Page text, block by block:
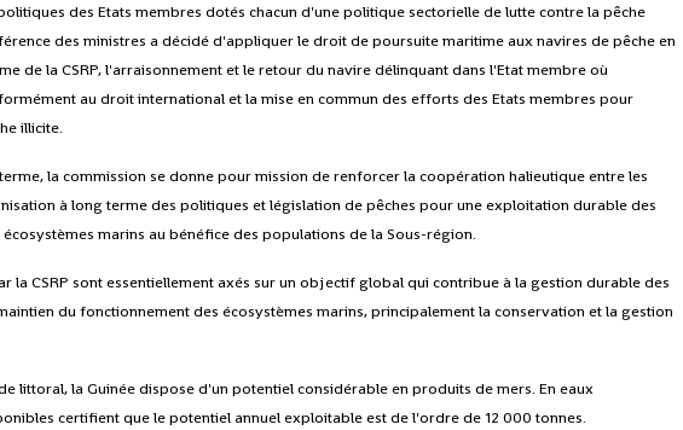
des Etats membres dotés chacun d'une politique sectorielle de lutte contre la pêche
des ministres a décidé d'appliquer le droit de poursuite maritime aux navires de pêche en
de la CSRP, l'arraisonnement et le retour du navire délinquant dans l'Etat membre où
au droit international et la mise en commun des efforts des Etats membres pour
illicite.
la commission se donne pour mission de renforcer la coopération halieutique entre les
à long terme des politiques et législation de pêches pour une exploitation durable des
marins au bénéfice des populations de la Sous-région.
la CSRP sont essentiellement axés sur un objectif global qui contribue à la gestion durable des
du fonctionnement des écosystèmes marins, principalement la conservation et la gestion
littoral, la Guinée dispose d'un potentiel considérable en produits de mers. En eaux
certifient que le potentiel annuel exploitable est de l'ordre de 12 000 tonnes.